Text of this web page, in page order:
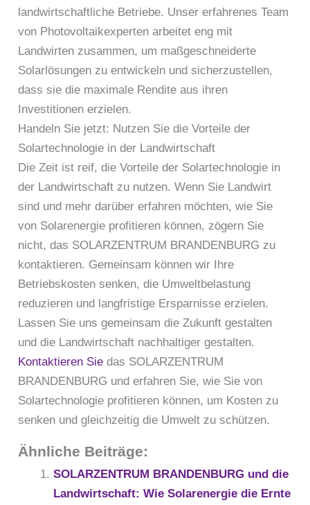
landwirtschaftliche Betriebe. Unser erfahrenes Team
von Photovoltaikexperten arbeitet eng mit
Landwirten zusammen, um maßgeschneiderte
Solarlösungen zu entwickeln und sicherzustellen,
dass sie die maximale Rendite aus ihren
Investitionen erzielen.
Handeln Sie jetzt: Nutzen Sie die Vorteile der
Solartechnologie in der Landwirtschaft
Die Zeit ist reif, die Vorteile der Solartechnologie in
der Landwirtschaft zu nutzen. Wenn Sie Landwirt
sind und mehr darüber erfahren möchten, wie Sie
von Solarenergie profitieren können, zögern Sie
nicht, das SOLARZENTRUM BRANDENBURG zu
kontaktieren. Gemeinsam können wir Ihre
Betriebskosten senken, die Umweltbelastung
reduzieren und langfristige Ersparnisse erzielen.
Lassen Sie uns gemeinsam die Zukunft gestalten
und die Landwirtschaft nachhaltiger gestalten.
Kontaktieren Sie das SOLARZENTRUM
BRANDENBURG und erfahren Sie, wie Sie von
Solartechnologie profitieren können, um Kosten zu
senken und gleichzeitig die Umwelt zu schützen.
Ähnliche Beiträge:
SOLARZENTRUM BRANDENBURG und die
Landwirtschaft: Wie Solarenergie die Ernte